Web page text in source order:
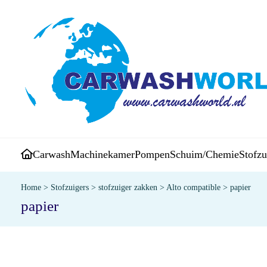
CarwashMachinekamerPompenSchuim/Chemie
Home > Stofzuigers > stofzuiger zakken > Alto compatible > papier
papier